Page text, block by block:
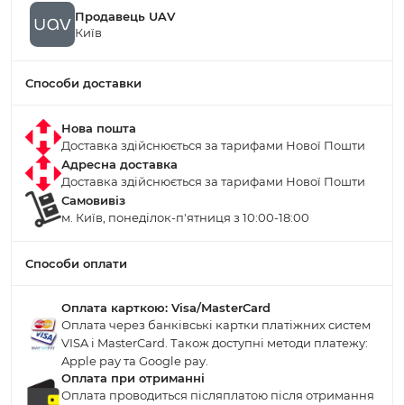
Продавець UAV
Київ
Способи доставки
Нова пошта
Доставка здійснюється за тарифами Нової Пошти
Адресна доставка
Доставка здійснюється за тарифами Нової Пошти
Самовивіз
м. Київ, понеділок-п'ятниця з 10:00-18:00
Способи оплати
Оплата карткою: Visa/MasterCard
Оплата через банківські картки платіжних систем
VISA і MasterCard. Також доступні методи платежу:
Apple pay та Google pay.
Оплата при отриманні
Оплата проводиться післяплатою після отримання